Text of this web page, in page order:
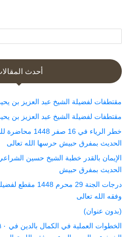
أحدث
مقتطفات لفضيلة الشيخ عبد العزيز بن
مقتطفات لفضيلة الشيخ عبد العزيز بن
خطر الرياء في 16
الحديث بمفرق حبيش حرسها الله تعالى
الحديث بمفرق حبيش
درجات الجنة 29
وفقه الله تعالى
(بدون عنوان)